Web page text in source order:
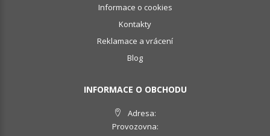
Informace o cookies
Kontakty
Reklamace a vrácení
Blog
INFORMACE O OBCHODU
Adresa:
Provozovna: